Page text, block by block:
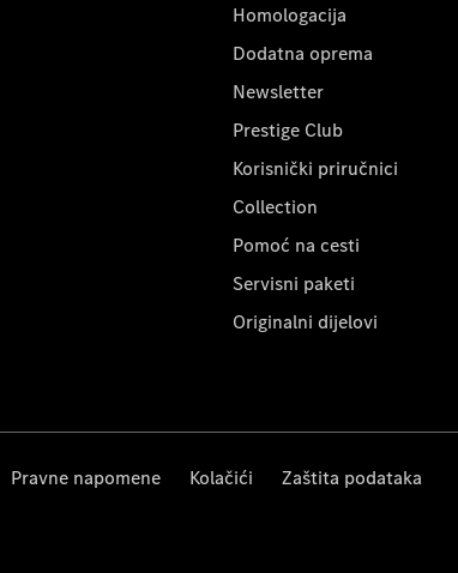
Homologacija
Dodatna oprema
Newsletter
Prestige Club
Korisnički priručnici
Collection
Pomoć na cesti
Servisni paketi
Originalni dijelovi
Pravne napomene Kolačići Zaštita podataka